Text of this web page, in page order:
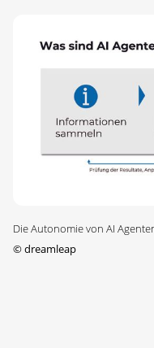
Die Autonomie von AI
©dreamleap